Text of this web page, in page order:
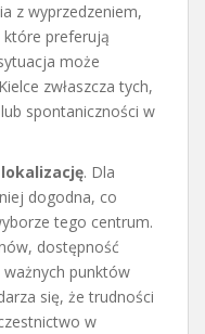
z wyprzedzeniem,
które preferują
może
zwłaszcza tych,
spontaniczności w
lokalizację. Dla
dogodna, co
tego centrum.
dostępność
punktów
się, że trudności
w